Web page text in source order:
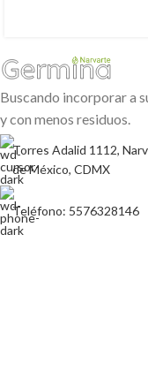
Buscando incorporar a
y con menos residuos.
Torres Adalid 1112,
de México, CDMX
Teléfono: 5576328146